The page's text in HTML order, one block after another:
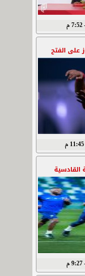
على الفتح
القادسية